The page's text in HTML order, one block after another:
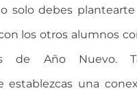
solo debes
los otros alumnos
de Año Nuevo.
establezcas una